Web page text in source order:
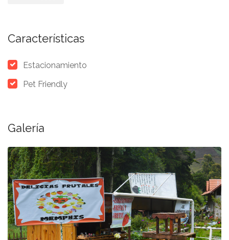
Características
Estacionamiento
Pet Friendly
Galería